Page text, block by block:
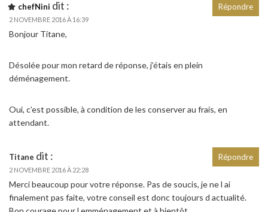
chefNini dit :
2 NOVEMBRE 2016 À 16:39
Bonjour Titane,
Désolée pour mon retard de réponse, j’étais en plein
déménagement.
Oui, c’est possible, à condition de les conserver au frais, en
attendant.
Répondre
Titane dit :
2 NOVEMBRE 2016 À 22:28
Merci beaucoup pour votre réponse. Pas de soucis, je ne l ai
finalement pas faite, votre conseil est donc toujours d actualité.
Répondre